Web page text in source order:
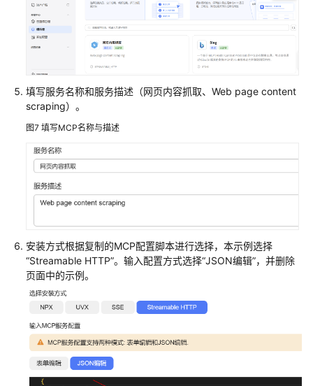
MCP
MCP
除
知
库
提
示
词
模
型
填写服务名称和服务描述（网页内容抓取、Web page content
scraping）。
图7 填写MCP名称与描述
安装方式根据复制的MCP配置脚本进行选择，本示例选择
“Streamable HTTP”。输入配置方式选择“JSON编辑”，并删除
页面中的示例。